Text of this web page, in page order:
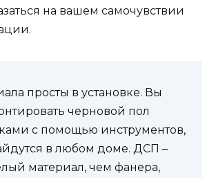
на вашем самочувствии
просты в установке. Вы
черновой пол
с помощью инструментов,
в любом доме. ДСП –
материал, чем фанера,